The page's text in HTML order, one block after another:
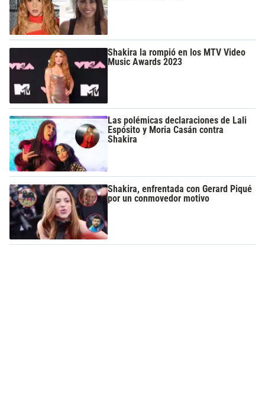
Shakira la rompió en los MTV Video
Music Awards 2023
Las polémicas declaraciones de Lali
Espósito y Moria Casán contra
Shakira
Shakira, enfrentada con Gerard Piqué
por un conmovedor motivo